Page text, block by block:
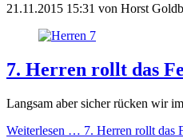
21.11.2015 15:31 von Horst
7. Herren rollt das
Langsam aber sicher rücken wir
Weiterlesen … 7. Herren rollt das